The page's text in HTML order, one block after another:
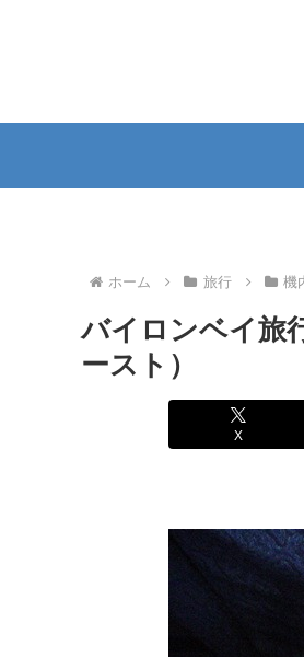
ホーム 旅行 機
バイロンベイ旅
ースト）
X